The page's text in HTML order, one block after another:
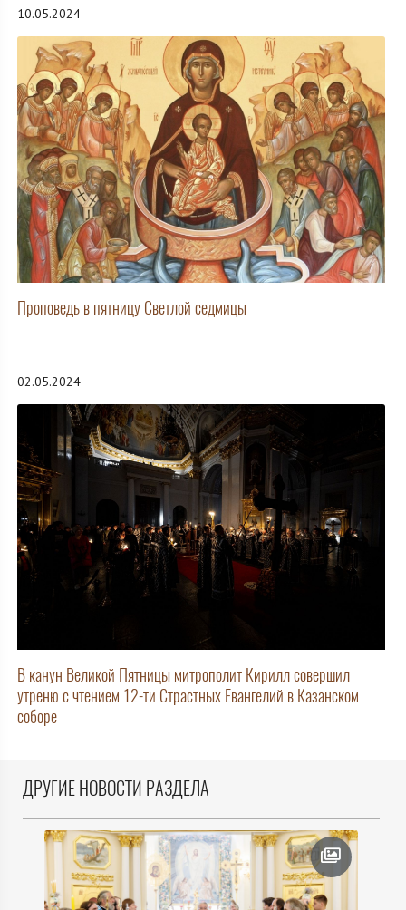
10.05.2024
Проповедь в пятницу Светлой седмицы
02.05.2024
В канун Великой Пятницы митрополит Кирилл совершил
утреню с чтением 12-ти Страстных Евангелий в Казанском
соборе
ДРУГИЕ НОВОСТИ РАЗДЕЛА